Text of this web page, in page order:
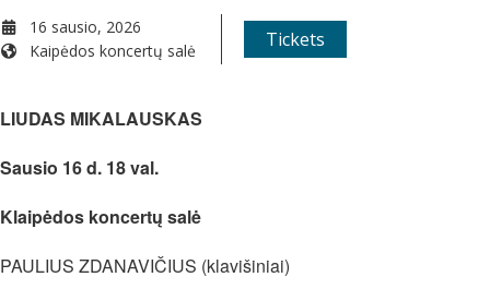
16 sausio, 2026
Kaipėdos koncertų salė
Tickets
WHEN
16 sausio, 2026
LIUDAS MIKALAUSKAS
Sausio 16 d. 18 val.
Klaipėdos koncertų salė
PAULIUS ZDANAVIČIUS (klavišiniai)